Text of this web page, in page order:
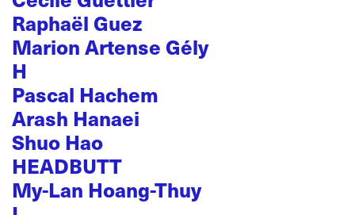
Raphaël Guez
Marion Artense Gély
H
Pascal Hachem
Arash Hanaei
Shuo Hao
HEADBUTT
My-Lan Hoang-Thuy